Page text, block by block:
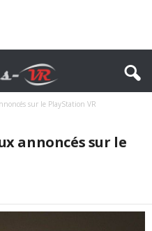
sur le PlayStation VR
annoncés sur le